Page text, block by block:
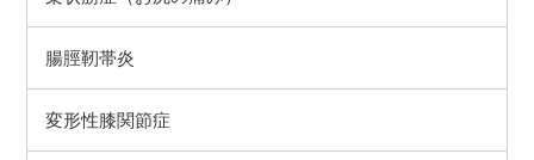
腸脛靭帯炎
変形性膝関節症